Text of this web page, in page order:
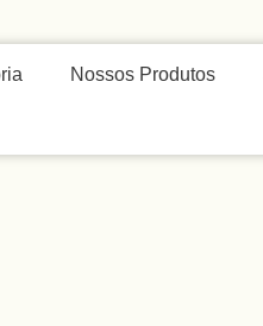
Nossos Produtos